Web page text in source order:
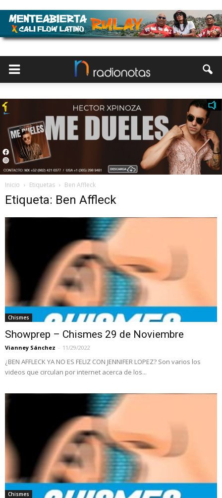
Inicio Etiquetas Ben Affleck
Etiqueta: Ben Affleck
Chismes
Showprep – Chismes 29 de Noviembre
Vianney Sánchez - 11/29/2022
¿BEN AFFLECK YA NO ES FELIZ CON JENNIFER LOPEZ? Son varios los
videos que circulan por internet acerca de los...
Chismes